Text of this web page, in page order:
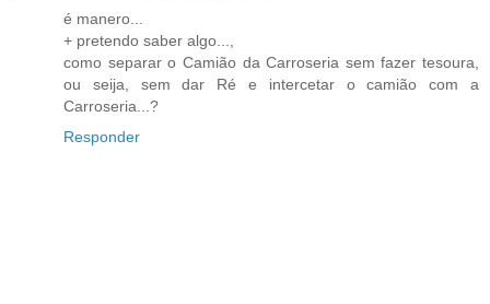
é manero...
+ pretendo saber algo...,
como separar o Camião da Carroseria sem fazer tesoura,
ou seija, sem dar Ré e intercetar o camião com a
Carroseria...?
Responder